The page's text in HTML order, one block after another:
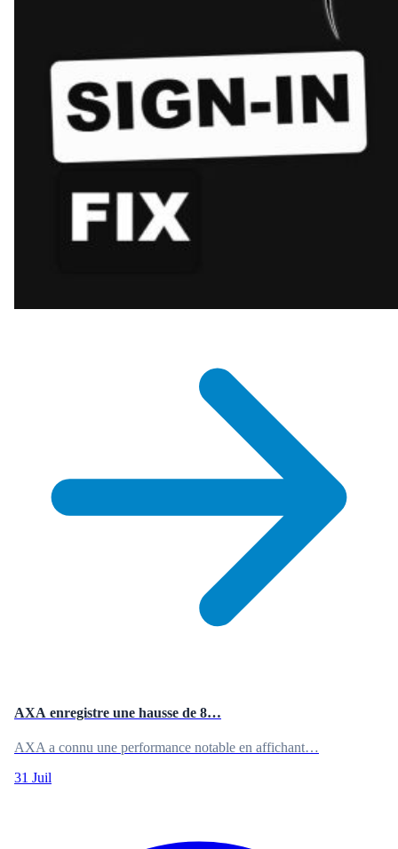
AXA enregistre une hausse de 8…
AXA a connu une performance notable en affichant…
31 Juil